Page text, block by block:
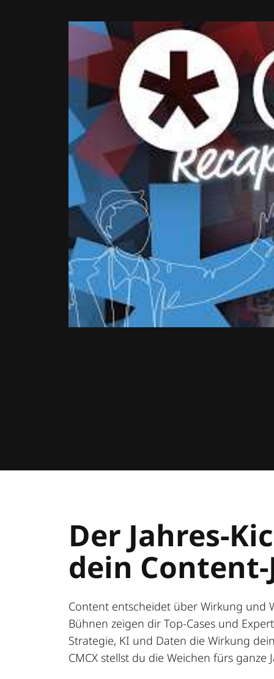
Der Jahres-
dein Content-
Content entscheidet über Wirkung und
Bühnen zeigen dir Top-Cases und
Strategie, KI und Daten die Wirkung
CMCX stellst du die Weichen fürs ganze